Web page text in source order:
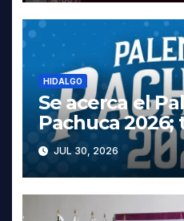
HIDALGO
Se acerca el
Pachuca 2026;
cartelera
y los precios
JUL 30, 2026